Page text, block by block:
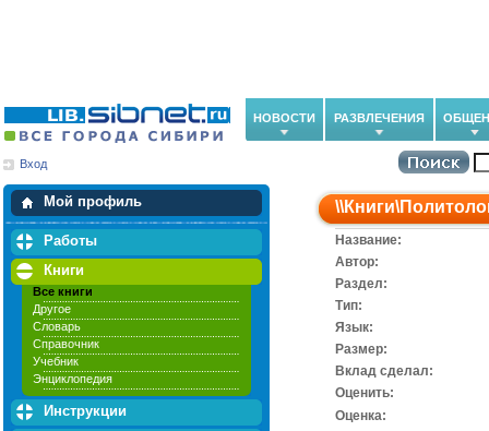
НОВОСТИ РАЗВЛЕЧЕНИЯ
Вход
Мой профиль
Мои закладки
Работы
Книги
Все книги
Другое
Словарь
Справочник
Учебник
Энциклопедия
Инструкции
\\Книги\
Название:
Автор:
Раздел:
Тип:
Язык:
Размер:
Вклад сделал:
Оценить:
Оценка: